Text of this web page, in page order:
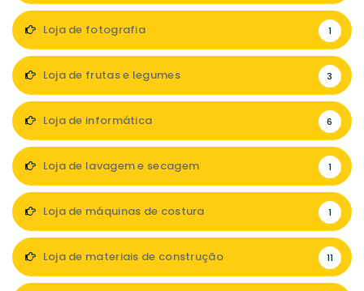
Loja de fotografia 1
Loja de frutas e legumes 3
Loja de informática 6
Loja de lavagem e secagem 1
Loja de máquinas de costura 1
Loja de materiais de construção 11